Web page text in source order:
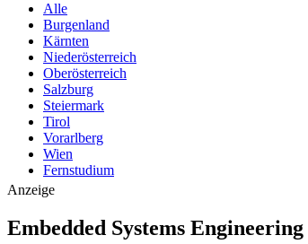
Alle
Burgenland
Kärnten
Niederösterreich
Oberösterreich
Salzburg
Steiermark
Tirol
Vorarlberg
Wien
Fernstudium
Anzeige
Embedded Systems Engineering